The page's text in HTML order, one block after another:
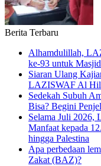
Berita Terbaru
Alhamdulillah,
ke-93 untuk
Siaran Ulang
LAZISWAF Al
Sedekah Subuh
Bisa? Begini
Selama Juli 2026,
Manfaat kepada
hingga Palestina
Apa perbedaan
Zakat (BAZ)?